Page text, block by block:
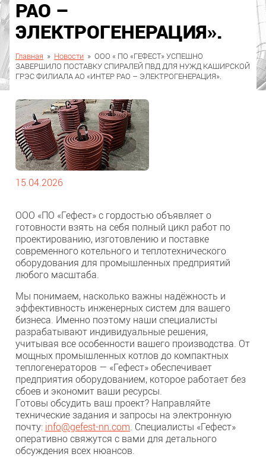
РАО –
ЭЛЕКТРОГЕНЕРАЦИЯ».
Главная » Новости » ООО « ПО «ГЕФЕСТ» УСПЕШНО
ЗАВЕРШИЛО ПОСТАВКУ СПИРАЛЕЙ ПВД ДЛЯ НУЖД КАШИРСКОЙ
ГРЭС ФИЛИАЛА АО «ИНТЕР РАО – ЭЛЕКТРОГЕНЕРАЦИЯ».
15.04.2026
ООО «ПО «Гефест» с гордостью объявляет о
готовности взять на себя полный цикл работ по
проектированию, изготовлению и поставке
современного котельного и теплотехнического
оборудования для промышленных предприятий
любого масштаба.
Мы понимаем, насколько важны надёжность и
эффективность инженерных систем для вашего
бизнеса. Именно поэтому наши специалисты
разрабатывают индивидуальные решения,
учитывая все особенности вашего производства. От
мощных промышленных котлов до компактных
теплогенераторов — «Гефест» обеспечивает
предприятия оборудованием, которое работает без
сбоев и экономит ваши ресурсы.
Готовы обсудить ваш проект? Направляйте
технические задания и запросы на электронную
почту: info@gefest-nn.com . Специалисты «Гефест»
оперативно свяжутся с вами для детального
обсуждения всех нюансов.